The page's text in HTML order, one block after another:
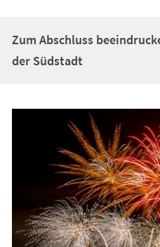
Zum Abschluss
der Südstadt